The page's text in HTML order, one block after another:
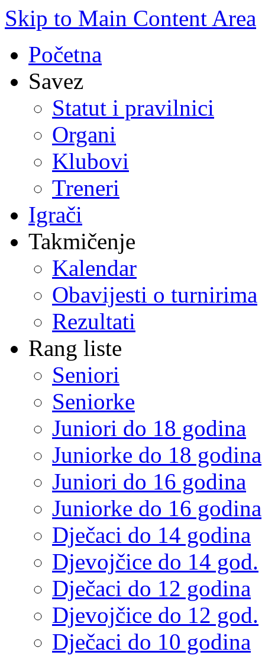
Skip to Main Content Area
Početna
Savez
Statut i pravilnici
Organi
Klubovi
Treneri
Igrači
Takmičenje
Kalendar
Obavijesti o turnirima
Rezultati
Rang liste
Seniori
Seniorke
Juniori do 18 godina
Juniorke do 18 godina
Juniori do 16 godina
Juniorke do 16 godina
Dječaci do 14 godina
Djevojčice do 14 god.
Dječaci do 12 godina
Djevojčice do 12 god.
Dječaci do 10 godina